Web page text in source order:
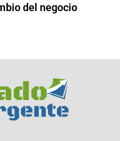
del negocio